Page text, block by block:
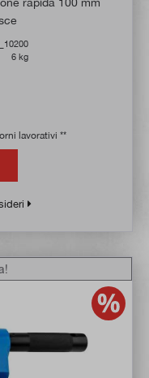
6 kg
lavorativi **